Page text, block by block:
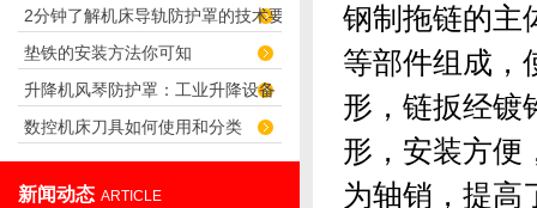
2分钟了解机床导轨防护罩的技术要
求
垫铁的安装方法你可知
升降机风琴防护罩：工业升降设备
的耐用防尘防护方案
数控机床刀具如何使用和分类
新闻动态 ARTICLE
钢制拖链的主
等部件组成，
形，链扳经镀
形，安装方便
为轴销，提高